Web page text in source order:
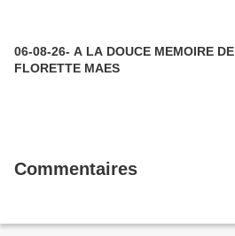
06-08-26- A LA DOUCE MEMOIRE DE
FLORETTE MAES
Commentaires